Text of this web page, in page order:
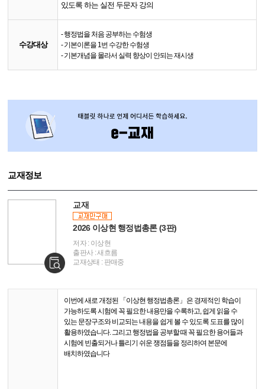
있도록 하는 실전 두문자 강의
수강대상
- 행정법을 처음 공부하는 수험생
- 기본이론을 1번 수강한 수험생
- 기본개념을 몰라서 실력 향상이 안되는 재시생
교재정보
교재
2026 이상현 행정법총론 (3판)
저자 : 이상현
출판사 : 새흐름
교재상태 : 판매중
이번에 새로 개정된 「이상현 행정법총론」 은 경제적인 학습이
가능하도록 시험에 꼭 필요한 내용만을 수록하고, 쉽게 읽을 수
있는 문장구조와 비교되는 내용을 쉽게 볼 수 있도록 도표를 많이
활용하였습니다. 그리고 행정법을 공부할 때 꼭 필요한 용어들과
시험에 빈출되거나 틀리기 쉬운 쟁점들을 정리하여 본문에
배치하였습니다